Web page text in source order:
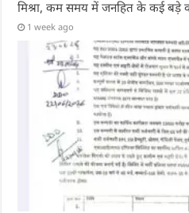
मिश्रा, कम समय में जनहित के कई बड़े
1 week ago